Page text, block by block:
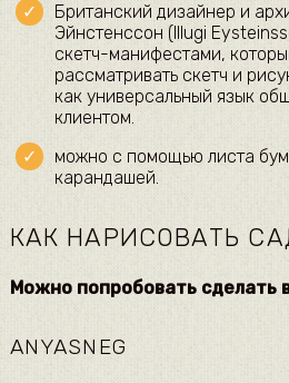
​Британский дизайнер и
Эйнстенссон (Illugi
скетч-манифестами,
рассматривать скетч и
как универсальный язык
клиентом.​
​можно с помощью листа
карандашей.​
КАК НАРИСОВАТЬ
​Можно попробовать сделать
ANYASNEG